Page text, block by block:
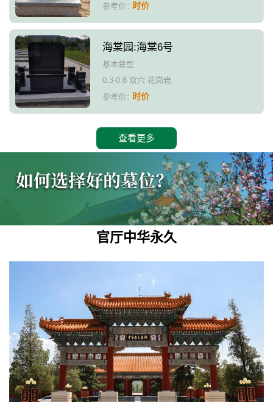
参考价：时价
海棠园:海棠6号
基本墓型
0.3-0.8 双穴 花岗岩
参考价：时价
查看更多
官厅中华永久